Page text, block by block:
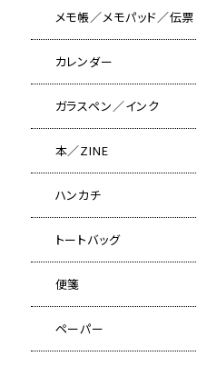
メモ帳／メモパッド／伝票
カレンダー
ガラスペン／インク
本／ZINE
ハンカチ
トートバッグ
便箋
ペーパー